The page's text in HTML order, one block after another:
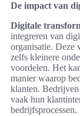
De impact van
Digitale
integreren van
organisatie. Deze
zelfs kleinere
voordelen. Het
manier waarop
klanten. Bedrijven
vaak hun
bedrijfsprocessen.